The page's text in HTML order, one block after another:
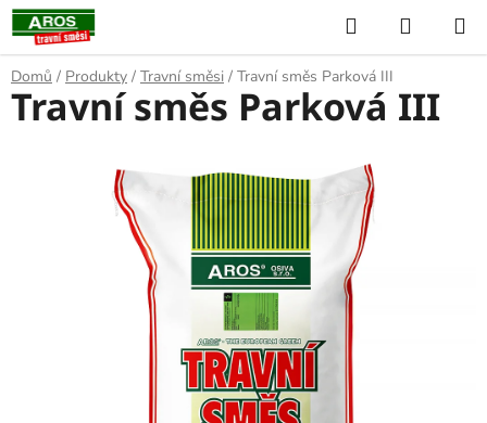
Přejít
na
obsah
Hledat
KOŠÍK
Domů / Produkty / Travní směsi / Travní směs Parková III
Travní směs Parková III